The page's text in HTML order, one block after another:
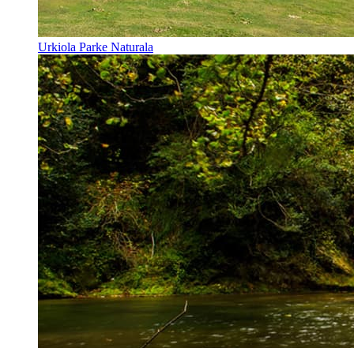
Urkiola Parke Naturala